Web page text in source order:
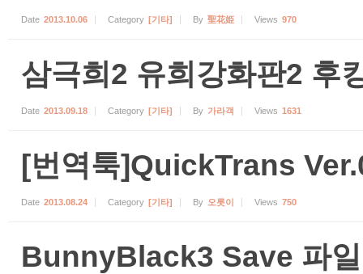
Date 2013.10.06 Category [기타] By 聖花姫 Views 970
삼극희2 유희강화판2 후
Date 2013.09.18 Category [기타] By 가라객 Views 1631
[번역툭]QuickTrans
Date 2013.08.24 Category [기타] By 오롯이 Views 750
BunnyBlack3 Save 파일